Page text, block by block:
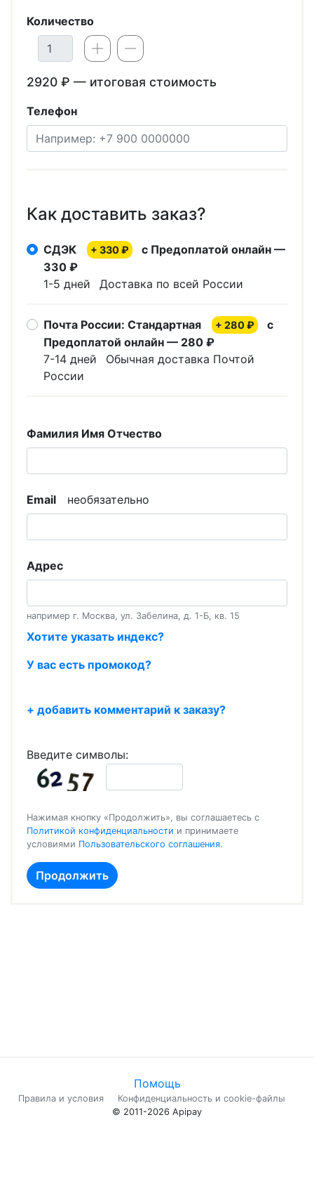
Количество
2920 ₽ — итоговая стоимость
Телефон
Телефон
Как доставить заказ?
СДЭК + 330 ₽
с Предоплатой онлайн —
330 ₽
1-5 дней
Доставка по всей России
Почта России: Стандартная + 280 ₽
с
Предоплатой онлайн — 280 ₽
7-14 дней
Обычная доставка Почтой
России
Фамилия Имя Отчество
Email необязательно
Адрес
например г. Москва, ул. Забелина, д. 1-Б, кв. 15
Хотите указать индекс?
У вас есть промокод?
+ добавить комментарий к заказу?
Введите символы:
Нажимая кнопку «Продолжить», вы соглашаетесь с
Политикой конфиденциальности и принимаете
условиями Пользовательского соглашения.
Помощь
Правила и условия
Конфиденциальность и cookie-файлы
© 2011-2026 Apipay